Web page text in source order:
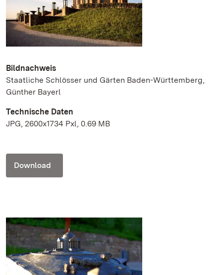
Bildnachweis
Staatliche Schlösser und Gärten Baden-Württemberg,
Günther Bayerl
Technische Daten
JPG, 2600x1734 Pxl, 0.69 MB
Download